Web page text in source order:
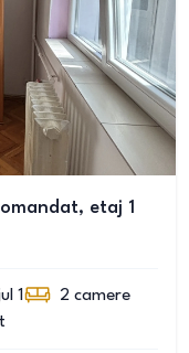
etaj 1
1 2 camere